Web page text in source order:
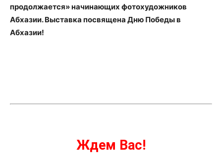
продолжается» начинающих фотохудожников
Абхазии. Выставка посвящена Дню Победы в
Абхазии!
Ждем Вас!